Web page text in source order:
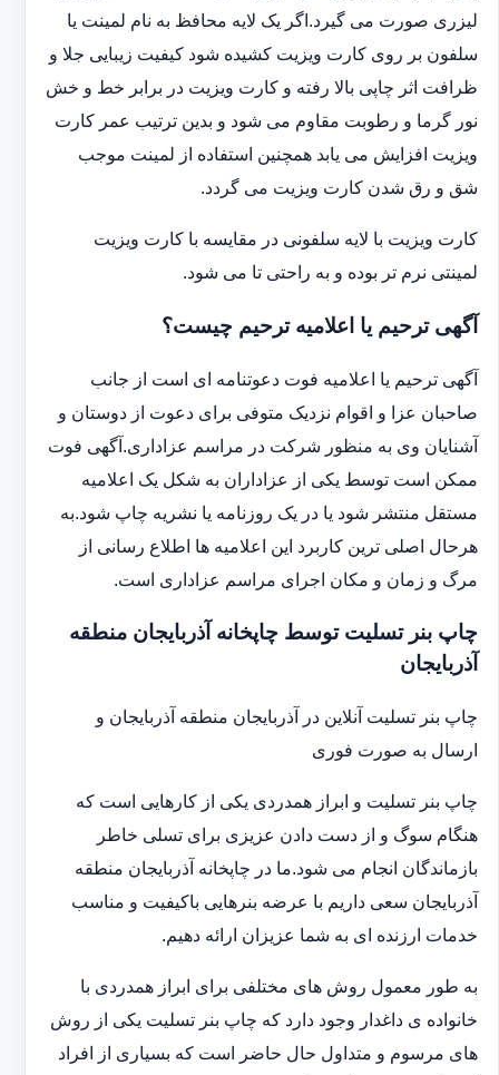
لیزری صورت می گیرد.اگر یک لایه محافظ به نام لمینت یا
سلفون بر روی کارت ویزیت کشیده شود کیفیت زیبایی جلا و
ظرافت اثر چاپی بالا رفته و کارت ویزیت در برابر خط و خش
نور گرما و رطوبت مقاوم می شود و بدین ترتیب عمر کارت
ویزیت افزایش می یابد همچنین استفاده از لمینت موجب
شق و رق شدن کارت ویزیت می گردد.
کارت ویزیت با لایه سلفونی در مقایسه با کارت ویزیت
لمینتی نرم تر بوده و به راحتی تا می شود.
آگهی ترحیم یا اعلامیه ترحیم چیست؟
آگهی ترحیم یا اعلامیه فوت دعوتنامه ای است از جانب
صاحبان عزا و اقوام نزدیک متوفی برای دعوت از دوستان و
آشنایان وی به منظور شرکت در مراسم عزاداری.آگهی فوت
ممکن است توسط یکی از عزاداران به شکل یک اعلامیه
مستقل منتشر شود یا در یک روزنامه یا نشریه چاپ شود.به
هرحال اصلی ترین کاربرد این اعلامیه ها اطلاع رسانی از
مرگ و زمان و مکان اجرای مراسم عزاداری است.
چاپ بنر تسلیت توسط چاپخانه آذربایجان منطقه
آذربایجان
چاپ بنر تسلیت آنلاین در آذربایجان منطقه آذربایجان و
ارسال به صورت فوری
چاپ بنر تسلیت و ابراز همدردی یکی از کارهایی است که
هنگام سوگ و از دست دادن عزیزی برای تسلی خاطر
بازماندگان انجام می شود.ما در چاپخانه آذربایجان منطقه
آذربایجان سعی داریم با عرضه بنرهایی باکیفیت و مناسب
خدمات ارزنده ای به شما عزیزان ارائه دهیم.
به طور معمول روش های مختلفی برای ابراز همدردی با
خانواده ی داغدار وجود دارد که چاپ بنر تسلیت یکی از روش
های مرسوم و متداول حال حاضر است که بسیاری از افراد